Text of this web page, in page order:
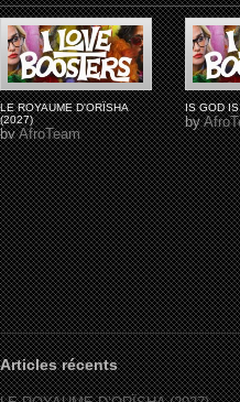
LE ROYAUME D'ORÏSHA
(2027)
byAfroTeam
IS GOD
by
Articles récents